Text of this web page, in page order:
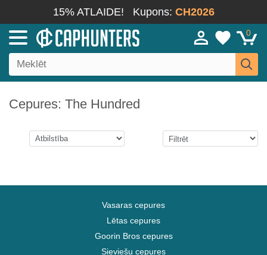
15% ATLAIDE! Kupons: CH2026
0
Cepures: The Hundred
Vasaras cepures
Lētas cepures
Goorin Bros cepures
Sieviešu cepures